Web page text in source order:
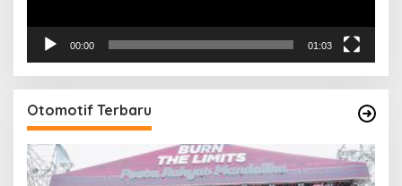
00:00 01:03
Otomotif Terbaru